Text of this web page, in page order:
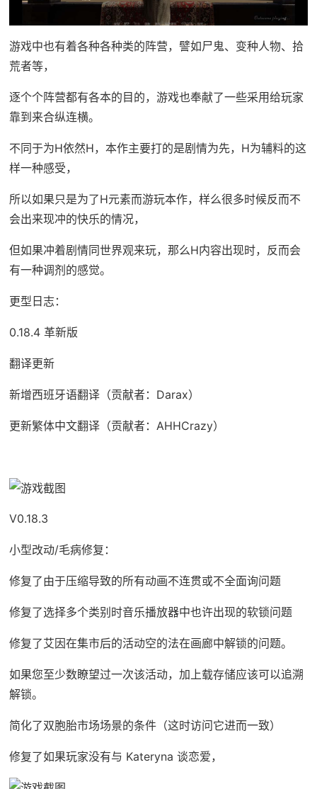
游戏中也有着各种各种类的阵营，譬如尸鬼、变种人物、拾
荒者等，
逐个个阵营都有各本的目的，游戏也奉献了一些采用给玩家
靠到来合纵连横。
不同于为H依然H，本作主要打的是剧情为先，H为辅料的这
样一种感受，
所以如果只是为了H元素而游玩本作，样么很多时候反而不
会出来现冲的快乐的情况，
但如果冲着剧情同世界观来玩，那么H内容出现时，反而会
有一种调剂的感觉。
更型日志：
0.18.4 革新版
翻译更新
新增西班牙语翻译（贡献者：Darax）
更新繁体中文翻译（贡献者：AHHCrazy）
V0.18.3
小型改动/毛病修复：
修复了由于压缩导致的所有动画不连贯或不全面询问题
修复了选择多个类别时音乐播放器中也许出现的软锁问题
修复了艾因在集市后的活动空的法在画廊中解锁的问题。
如果您至少数瞭望过一次该活动，加上载存储应该可以追溯
解锁。
简化了双胞胎市场场景的条件（这时访问它进而一致）
修复了如果玩家没有与 Kateryna 谈恋爱，